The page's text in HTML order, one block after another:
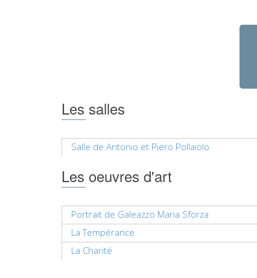
Les salles
Salle de Antonio et Piero Pollaiolo
Les oeuvres d'art
Portrait de Galeazzo Maria Sforza
La Tempérance
La Charité